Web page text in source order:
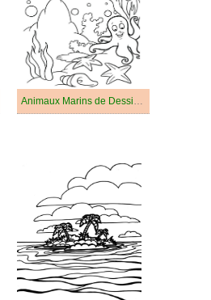
Animaux Marins de Dessin Animé